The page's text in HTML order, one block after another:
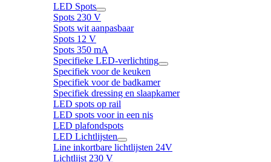
LED Spots
Spots 230 V
Spots wit aanpasbaar
Spots 12 V
Spots 350 mA
Specifieke LED-verlichting
Specifiek voor de keuken
Specifiek voor de badkamer
Specifiek dressing en slaapkamer
LED spots op rail
LED spots voor in een nis
LED plafondspots
LED Lichtlijsten
Line inkortbare lichtlijsten 24V
Lichtlijst 230 V